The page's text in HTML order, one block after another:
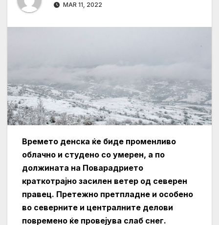
MAR 11, 2022
Времето денска ќе биде променливо
облачно и студено со умерен, а по
должината на Поварадрието
краткотрајно засилен ветер од северен
правец. Претежно претпладне и особено
во северните и централните делови
повремено ќе провејува слаб снег.